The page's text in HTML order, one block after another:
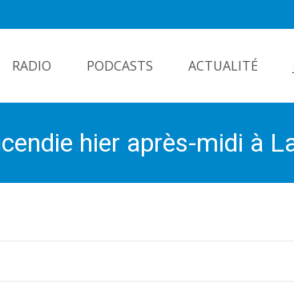
RADIO PODCASTS ACTUALITÉ
hier après-midi à